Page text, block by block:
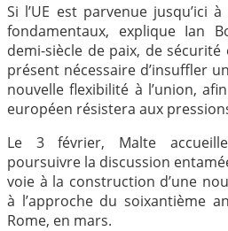
Si l’UE est parvenue jusqu’ici
fondamentaux, explique Ian
demi-siècle de paix, de
présent nécessaire d’insuffler
nouvelle flexibilité à l’union,
européen résistera aux
Le 3 février, Malte
poursuivre la discussion
voie à la construction d’une
à l’approche du soixantième
Rome, en mars.